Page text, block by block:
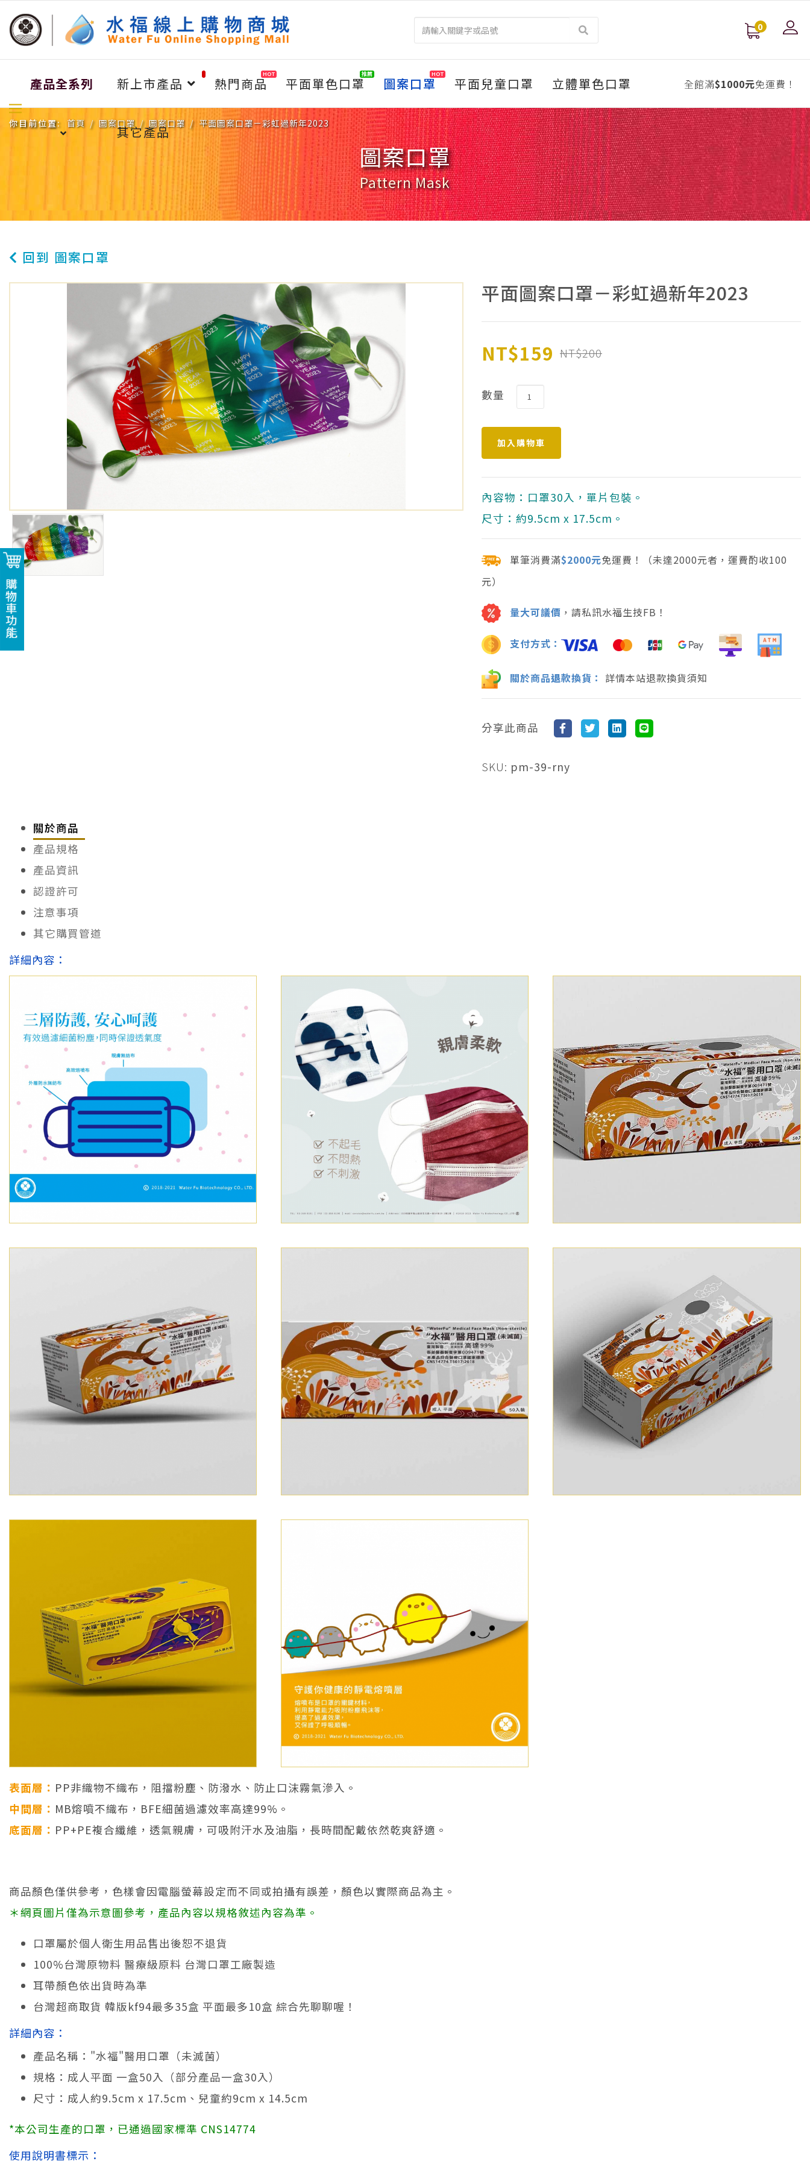
0
產品全系列 新上市產品 熱門商品
HOT
平面單色口罩
推薦
圖案口罩
HOT
平面兒童口罩 立體單色口罩
其它產品
全館滿$1000元免運費！
你目前位置: 首頁 圖案口罩 圖案口罩 平面圖案口罩－彩虹過新年2023
圖案口罩
Pattern Mask
回到 圖案口罩
平面圖案口罩－彩虹過新年2023
數量
NT$200
NT$159
內容物：口罩30入，單片包裝。
尺寸：約9.5cm x 17.5cm。
單筆消費滿$2000元免運費！（未達2000元者，運費酌收100
元）
量大可議價 ，請私訊水福生技FB！
支付方式：
關於商品退款換貨： 詳情本站退款換貨須知
分享此商品
SKU: pm-39-rny
關於商品
產品規格
產品資訊
認證許可
注意事項
其它購買管道
詳細內容：
表面層： PP非織物不織布，阻擋粉塵、防潑水、防止口沫霧氣滲入。
中間層： MB熔噴不織布，BFE細菌過濾效率高達99%。
底面層： PP+PE複合纖維，透氣親膚，可吸附汗水及油脂，長時間配戴依然乾爽舒適。
商品顏色僅供參考，色樣會因電腦螢幕設定而不同或拍攝有誤差，顏色以實際商品為主。
＊網頁圖片僅為示意圖參考，產品內容以規格敘述內容為準。
口罩屬於個人衛生用品售出後恕不退貨
100%台灣原物料 醫療級原料 台灣口罩工廠製造
耳帶顏色依出貨時為準
台灣超商取貨 韓版kf94最多35盒 平面最多10盒 綜合先聊聊喔！
詳細內容：
產品名稱："水福"醫用口罩（未滅菌）
規格：成人平面 一盒50入（部分產品一盒30入）
尺寸：成人約9.5cm x 17.5cm、兒童約9cm x 14.5cm
*本公司生產的口罩，已通過國家標準 CNS14774
使用說明書標示：
購物車功能